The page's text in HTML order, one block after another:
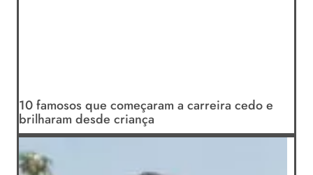
10 famosos que começaram a carreira cedo e
brilharam desde criança